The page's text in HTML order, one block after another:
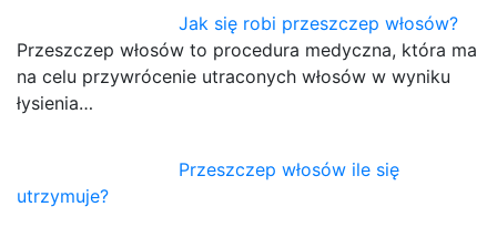
Jak się robi przeszczep włosów?
Przeszczep włosów to procedura medyczna, która ma
na celu przywrócenie utraconych włosów w wyniku
łysienia…
Przeszczep włosów ile się
utrzymuje?